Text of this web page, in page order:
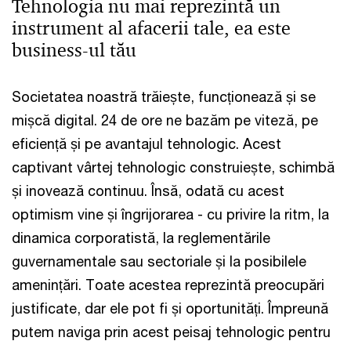
Tehnologia nu mai reprezintă un
instrument al afacerii tale, ea este
business-ul tău
Societatea noastră trăiește, funcționează și se
mișcă digital. 24 de ore ne bazăm pe viteză, pe
eficiență și pe avantajul tehnologic. Acest
captivant vârtej tehnologic construiește, schimbă
și inovează continuu. Însă, odată cu acest
optimism vine și îngrijorarea - cu privire la ritm, la
dinamica corporatistă, la reglementările
guvernamentale sau sectoriale și la posibilele
amenințări. Toate acestea reprezintă preocupări
justificate, dar ele pot fi și oportunități. Împreună
putem naviga prin acest peisaj tehnologic pentru